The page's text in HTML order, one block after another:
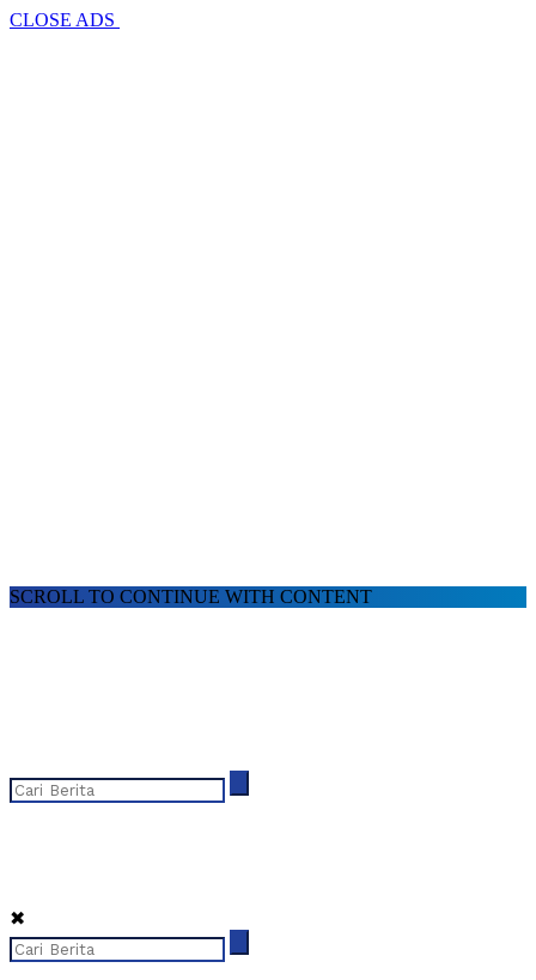
CLOSE ADS
SCROLL TO CONTINUE WITH CONTENT
✖